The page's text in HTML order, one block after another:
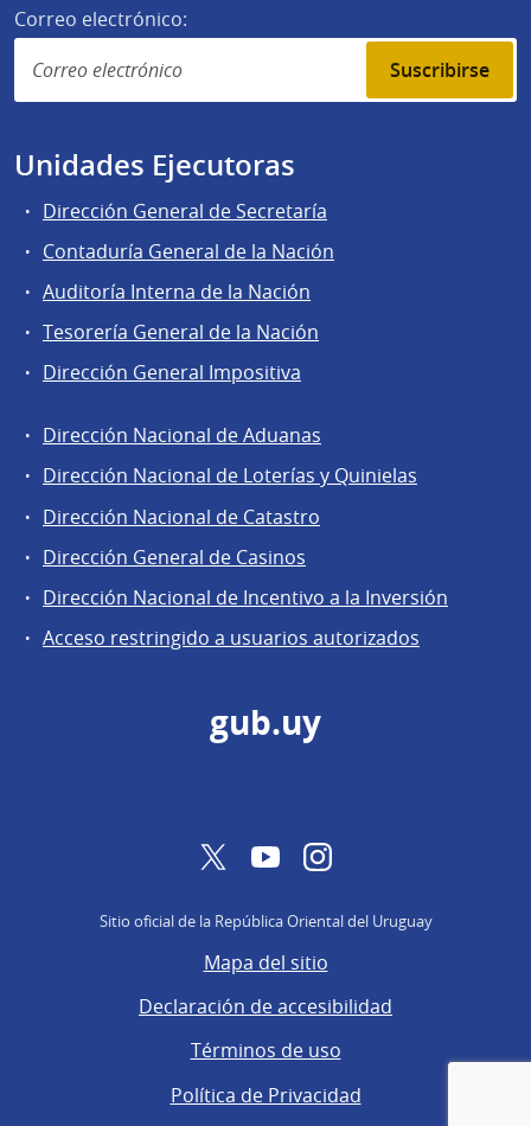
Correo electrónico:
Suscribirse
Unidades Ejecutoras
Dirección General de Secretaría
Contaduría General de la Nación
Auditoría Interna de la Nación
Tesorería General de la Nación
Dirección General Impositiva
Áreas
la
Dirección
General
de
Secretaría
Dirección Nacional de Aduanas
Dirección Nacional de Loterías y Quinielas
Dirección Nacional de Catastro
Dirección General de Casinos
Dirección Nacional de Incentivo a la Inversión
Acceso restringido a usuarios autorizados
gub.uy
TwitterYouTubeInstagram
Sitio oficial de la República Oriental del Uruguay
Mapa del sitio
Declaración de accesibilidad
Términos de uso
Política de Privacidad